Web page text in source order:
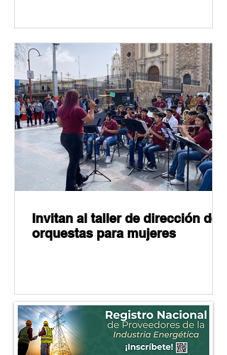
Invitan al taller de dirección de
orquestas para mujeres